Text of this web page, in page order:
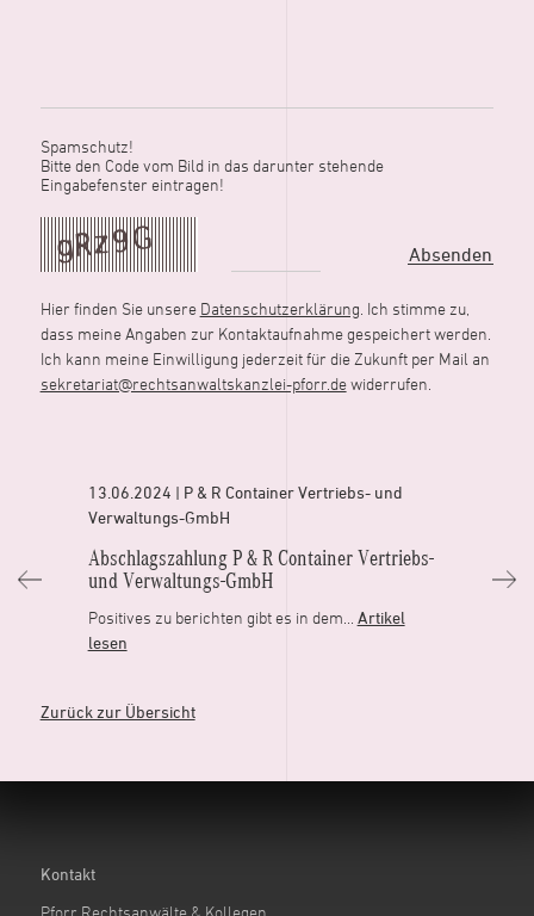
Spamschutz!
Bitte den Code vom Bild in das darunter stehende
Eingabefenster eintragen!
Hier finden Sie unsere Datenschutzerklärung . Ich stimme zu,
dass meine Angaben zur Kontaktaufnahme gespeichert werden.
Ich kann meine Einwilligung jederzeit für die Zukunft per Mail an
sekretariat@rechtsanwaltskanzlei-pforr.dewiderrufen.
13.06.2024 | P & R Container Vertriebs- und
Verwaltungs-GmbH
Ab­schlags­zah­lung P & R Con­tai­ner Ver­triebs-
und Ver­wal­tungs-GmbH
Po­si­ti­ves zu be­rich­ten gibt es in dem... Artikel
lesen
Zurück zur Übersicht
Kontakt
Pforr Rechtsanwälte & Kollegen